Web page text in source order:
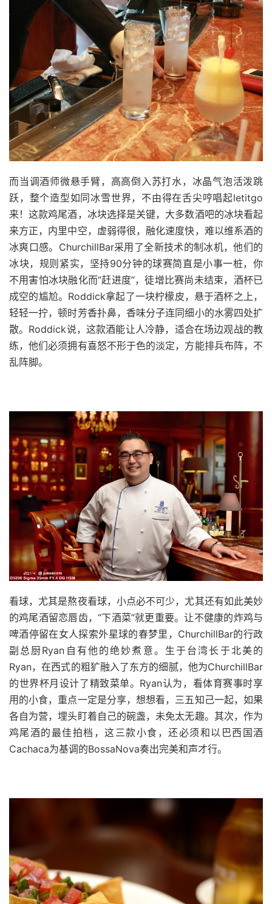
而当调酒师微悬手臂，高高倒入苏打水，冰晶气泡活泼跳
跃，整个造型如同冰雪世界，不由得在舌尖哼唱起letitgo
来！这款鸡尾酒，冰块选择是关键，大多数酒吧的冰块看起
来方正，内里中空，虚弱得很，融化速度快，难以维系酒的
冰爽口感。ChurchillBar采用了全新技术的制冰机，他们的
冰块，规则紧实，坚持90分钟的球赛简直是小事一桩，你
不用害怕冰块融化而“赶进度”，徒增比赛尚未结束，酒杯已
成空的尴尬。Roddick拿起了一块柠檬皮，悬于酒杯之上，
轻轻一拧，顿时芳香扑鼻，香味分子连同细小的水雾四处扩
散。Roddick说，这款酒能让人冷静，适合在场边观战的教
练，他们必须拥有喜怒不形于色的淡定，方能排兵布阵，不
乱阵脚。
看球，尤其是熬夜看球，小点必不可少，尤其还有如此美妙
的鸡尾酒留恋唇齿，“下酒菜”就更重要。让不健康的炸鸡与
啤酒停留在女人探索外星球的春梦里，ChurchillBar的行政
副总厨Ryan自有他的绝妙煮意。生于台湾长于北美的
Ryan，在西式的粗犷融入了东方的细腻，他为ChurchillBar
的世界杯月设计了精致菜单。Ryan认为，看体育赛事时享
用的小食，重点一定是分享，想想看，三五知己一起，如果
各自为营，埋头盯着自己的碗盏，未免太无趣。其次，作为
鸡尾酒的最佳拍档，这三款小食，还必须和以巴西国酒
Cachaca为基调的BossaNova奏出完美和声才行。